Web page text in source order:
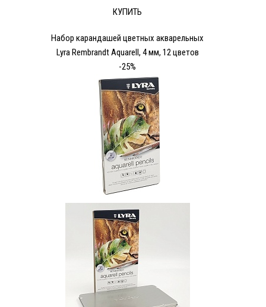
КУПИТЬ
Набор карандашей цветных акварельных
Lyra Rembrandt Aquarell, 4 мм, 12 цветов
-25%